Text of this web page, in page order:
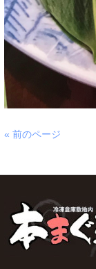
« 前のページ